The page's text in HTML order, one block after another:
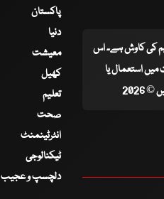
ٹیم کی کاوش ہے۔ اس
استعمال یا
پاکستان
دنیا
معیشت
کھیل
تعلیم
صحت
انٹرٹینمنٹ
ٹیکنالوجی
دلچسپ و عجیب